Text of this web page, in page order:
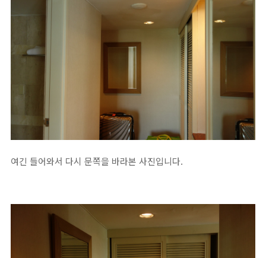
여긴 들어와서 다시 문쪽을 바라본 사진입니다.